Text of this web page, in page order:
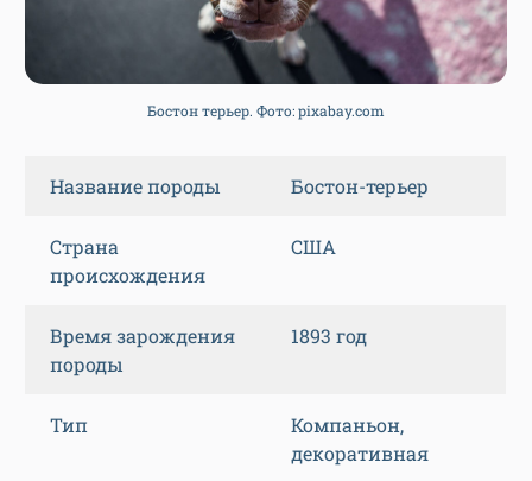
Бостон терьер. Фото: pixabay.com
Название породы Бостон-терьер
Страна
происхождения
США
Время зарождения
породы
1893 год
Тип
Компаньон,
декоративная